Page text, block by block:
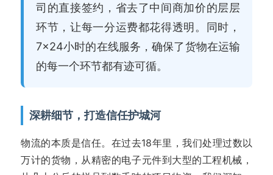
司的直接签约，省去了中间商加价的层层
环节，让每一分运费都花得透明。同时，
7×24小时的在线服务，确保了货物在运输
的每一个环节都有迹可循。
深耕细节，打造信任护城河
物流的本质是信任。在过去18年里，我们处理过数以
万计的货物，从精密的电子元件到大型的工程机械，